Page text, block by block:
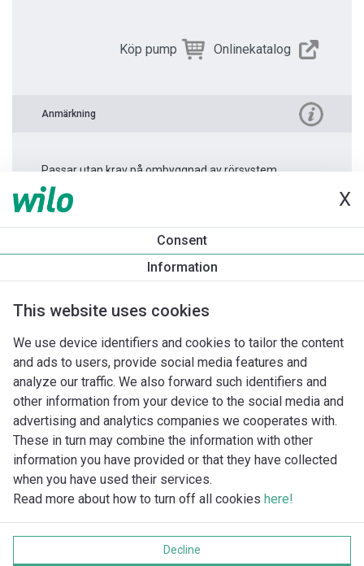
X
Consent
Information
This website uses cookies
We use device identifiers and cookies to tailor the content
and ads to users, provide social media features and
analyze our traffic. We also forward such identifiers and
other information from your device to the social media and
advertising and analytics companies we cooperates with.
These in turn may combine the information with other
information you have provided or that they have collected
when you have used their services.
Read more about how to turn off all cookies here!
Decline
Köp pump Onlinekatalog
Anmärkning
Passar utan krav på ombyggnad av rörsystem.
Produktinformation
Imprint
Behandling av personuppgifter